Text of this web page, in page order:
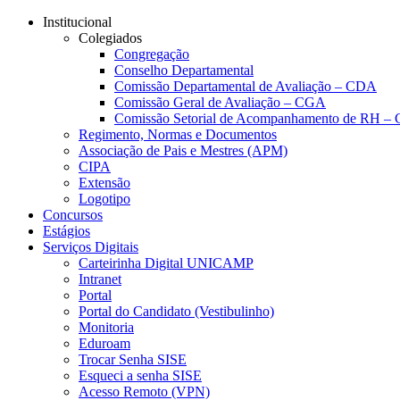
Página Inicial Colégio Técnico
Conteúdo principal
Institucional
Colegiados
Congregação
Conselho Departamental
Comissão Departamental de Avaliação – CDA
Comissão Geral de Avaliação – CGA
Comissão Setorial de Acompanhamento de RH –
Regimento, Normas e Documentos
Associação de Pais e Mestres (APM)
CIPA
Extensão
Logotipo
Concursos
Estágios
Serviços Digitais
Carteirinha Digital UNICAMP
Intranet
Portal
Portal do Candidato (Vestibulinho)
Monitoria
Eduroam
Trocar Senha SISE
Esqueci a senha SISE
Acesso Remoto (VPN)